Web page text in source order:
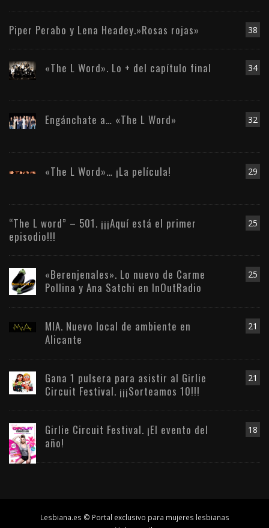
38
Piper Perabo y Lena Headey.»Rosas rojas»
34
«The L Word». Lo + del capítulo final
32
Engánchate a… «The L Word»
29
«The L Word»… ¡La película!
25
“The L word” – 501. ¡¡¡Aquí está el primer
episodio!!!
25
«Berenjenales». Lo nuevo de Carme
Pollina y Ana Satchi en InOutRadio
21
MIA. Nuevo local de ambiente en
Alicante
21
Gana 1 pulsera para asistir al Girlie
Circuit Festival. ¡¡¡Sorteamos 10!!!
18
Girlie Circuit Festival. ¡El evento del
año!
Lesbiana.es © Portal exclusivo para mujeres lesbianas